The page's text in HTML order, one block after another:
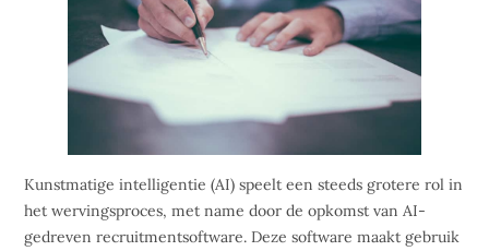
Kunstmatige intelligentie (AI) speelt een steeds grotere rol in
het wervingsproces, met name door de opkomst van AI-
gedreven recruitmentsoftware. Deze software maakt gebruik